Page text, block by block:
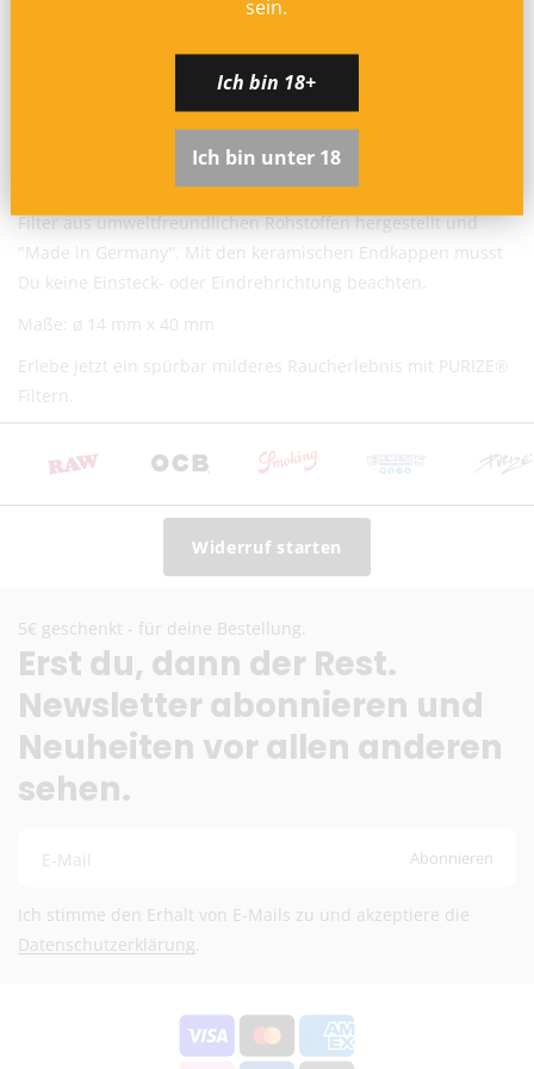
4,95 € Versandkostenbis 38,99 € Bestellwert
1–3 Werktage (inkl. Bearbeitung)
Hinweis zu altersbeschränkten Artikeln:
Versand ausschließlich mit DHL + Altersprüfung bei
Zustellung (keine Lieferung an Packstationen). Die
Zusatzkosten übernehmen wir.
International (ab 6,90 €)
Preise inkl. MwSt. (je nach Empfängerland)
Schweiz (Nicht-EU)
DHL (13,99 €) oder Deutsche Post International (6,90
Kostenloser DHL-Versand ab 100 €
Lieferzeit: 2–6 Werktage
Preise exkl. MwSt.
Eventuelle Zölle & Gebühren trägt der Empfänger
zum Testen oder für unterwegs.
Aktivkohle auf Kokosnuss-Basis und sorgen für ein kühles und
aromatisches Raucherlebnis, das Deiner Lungen zugute
kommt. Geeignet für alle Arten von Selbstgedrehten, sind die
Filter aus umweltfreundlichen Rohstoffen hergestellt und
"Made in Germany". Mit den keramischen Endkappen musst
Du keine Einsteck- oder Eindrehrichtung beachten.
Maße: ø 14 mm x 40 mm
Erlebe jetzt ein spürbar milderes Raucherlebnis mit PURIZE®
Filtern.
Widerruf starten
5€ geschenkt - für deine Bestellung.
Erst du, dann der Rest.
Newsletter abonnieren und
Neuheiten vor allen anderen
sehen.
E-Mail Abonnieren
Ich stimme den Erhalt von E-Mails zu und akzeptiere die
Datenschutzerklärung.
sein.
Ich bin 18+
Ich bin unter 18